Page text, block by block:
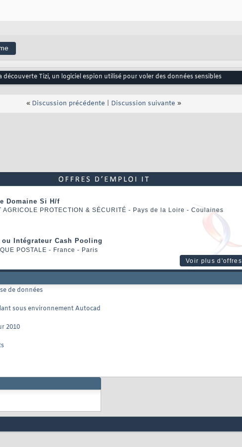
découverte Tizi, un logiciel espion utilisé pour voler des données sensibles
« Discussion précédente Discussion suivante »
Domaine Si H/f
AGRICOLE PROTECTION & SÉCURITÉ - Pays de la Loire - Coulaines
ou Intégrateur Cash Pooling
POSTALE - France - Paris
Voir plus d'offres
de données
sous environnement Autocad
2010